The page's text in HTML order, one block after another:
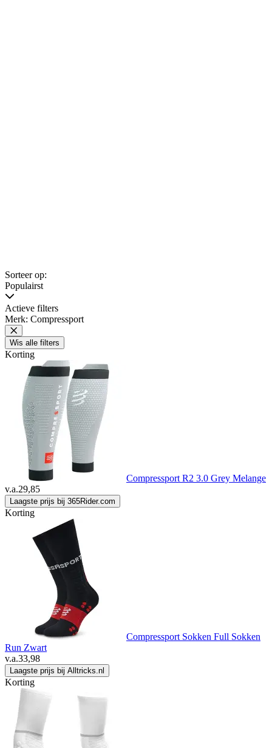
Sorteer op:
Populairst
Actieve filters
Merk: Compressport
Wis alle filters
Korting
Compressport R2 3.0 Grey Melange
v.a.29,85
Laagste prijs bij 365Rider.com
Korting
Compressport Sokken Full Sokken
Run Zwart
v.a.33,98
Laagste prijs bij Alltricks.nl
Korting